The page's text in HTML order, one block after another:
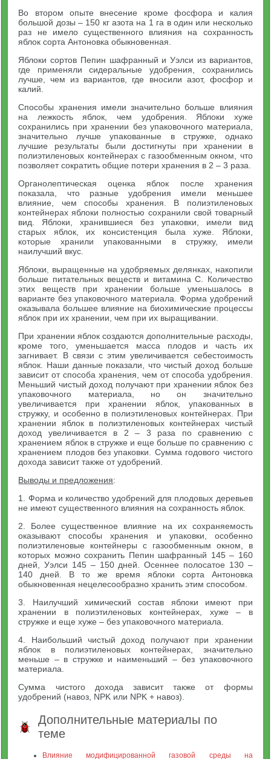
Во втором опыте внесение кроме фосфора и калия
большой дозы – 150 кг азота на 1 га в один или несколько
раз не имело существенного влияния на сохранность
яблок сорта Антоновка обыкновенная.
Яблоки сортов Пепин шафранный и Уэлси из вариантов,
где применяли сидеральные удобрения, сохранились
лучше, чем из вариантов, где вносили азот, фосфор и
калий.
Способы хранения имели значительно больше влияния
на лежкость яблок, чем удобрения. Яблоки хуже
сохранились при хранении без упаковочного материала,
значительно лучше упакованные в стружке, однако
лучшие результаты были достигнуты при хранении в
полиэтиленовых контейнерах с газообменным окном, что
позволяет сократить общие потери хранения в 2 – 3 раза.
Органолептическая оценка яблок после хранения
показала, что разные удобрения имели меньшее
влияние, чем способы хранения. В полиэтиленовых
контейнерах яблоки полностью сохранили свой товарный
вид. Яблоки, хранившиеся без упаковки, имели вид
старых яблок, их консистенция была хуже. Яблоки,
которые хранили упакованными в стружку, имели
наилучший вкус.
Яблоки, выращенные на удобряемых делянках, накопили
больше питательных веществ и витамина С. Количество
этих веществ при хранении больше уменьшалось в
варианте без упаковочного материала. Форма удобрений
оказывала большее влияние на биохимические процессы
яблок при их хранении, чем при их выращивании.
При хранении яблок создаются дополнительные расходы,
кроме того, уменьшается масса плодов и часть их
загнивает. В связи с этим увеличивается себестоимость
яблок. Наши данные показали, что чистый доход больше
зависит от способа хранения, чем от способа удобрения.
Меньший чистый доход получают при хранении яблок без
упаковочного материала, но он значительно
увеличивается при хранении яблок, упакованных в
стружку, и особенно в полиэтиленовых контейнерах. При
хранении яблок в полиэтиленовых контейнерах чистый
доход увеличивается в 2 – 3 раза по сравнению с
хранением яблок в стружке и еще больше по сравнению с
хранением плодов без упаковки. Сумма годового чистого
дохода зависит также от удобрений.
Выводы и предложения:
1. Форма и количество удобрений для плодовых деревьев
не имеют существенного влияния на сохранность яблок.
2. Более существенное влияние на их сохраняемость
оказывают способы хранения и упаковки, особенно
полиэтиленовые контейнеры с газообменным окном, в
которых можно сохранить Пепин шафранный 145 – 160
дней, Уэлси 145 – 150 дней. Осеннее полосатое 130 –
140 дней. В то же время яблоки сорта Антоновка
обыкновенная нецелесообразно хранить этим способом.
3. Наилучший химический состав яблоки имеют при
хранении в полиэтиленовых контейнерах, хуже – в
стружке и еще хуже – без упаковочного материала.
4. Наибольший чистый доход получают при хранении
яблок в полиэтиленовых контейнерах, значительно
меньше – в стружке и наименьший – без упаковочного
материала.
Сумма чистого дохода зависит также от формы
удобрений (навоз, NPK или NPK + навоз).
Дополнительные материалы по
теме
Влияние модифицированной газовой среды на